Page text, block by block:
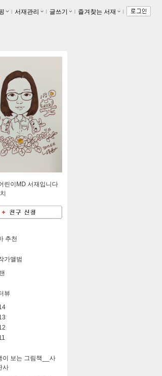
ｌ 서재관리 ｌ 글쓰기 ｌ 즐겨찾는 서재 ｌ
린이MD 서재입니다
추천
가앨범
뷰
이 보는 그림책__사
사